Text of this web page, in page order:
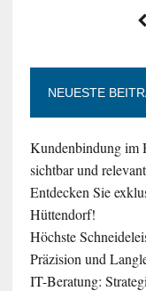
NEUESTE
Kundenbindung im
sichtbar und
Entdecken Sie
Hüttendorf!
Höchste
Präzision und
IT-Beratung: